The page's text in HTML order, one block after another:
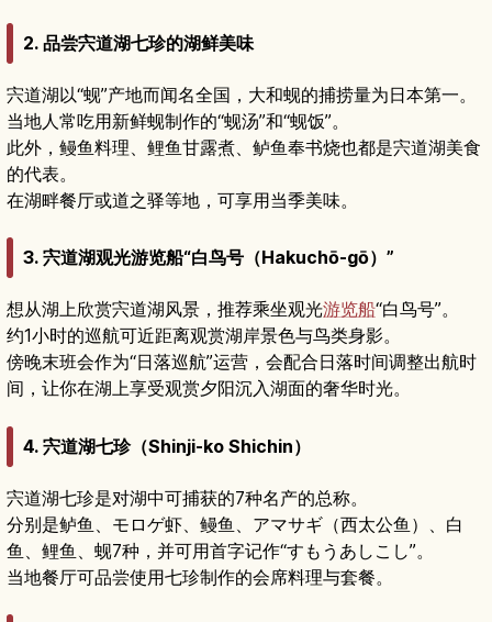
2. 品尝宍道湖七珍的湖鲜美味
宍道湖以“蚬”产地而闻名全国，大和蚬的捕捞量为日本第一。
当地人常吃用新鲜蚬制作的“蚬汤”和“蚬饭”。
此外，鳗鱼料理、鲤鱼甘露煮、鲈鱼奉书烧也都是宍道湖美食
的代表。
在湖畔餐厅或道之驿等地，可享用当季美味。
3. 宍道湖观光游览船“白鸟号（Hakuchō-gō）”
想从湖上欣赏宍道湖风景，推荐乘坐观光游览船“白鸟号”。
约1小时的巡航可近距离观赏湖岸景色与鸟类身影。
傍晚末班会作为“日落巡航”运营，会配合日落时间调整出航时
间，让你在湖上享受观赏夕阳沉入湖面的奢华时光。
4. 宍道湖七珍（Shinji-ko Shichin）
宍道湖七珍是对湖中可捕获的7种名产的总称。
分别是鲈鱼、モロゲ虾、鳗鱼、アマサギ（西太公鱼）、白
鱼、鲤鱼、蚬7种，并可用首字记作“すもうあしこし”。
当地餐厅可品尝使用七珍制作的会席料理与套餐。